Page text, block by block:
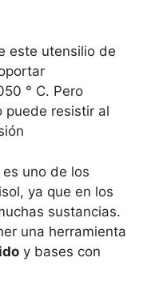
este utensilio de
° C. Pero
puede resistir al
uno de los
ya que en los
sustancias.
una herramienta
y bases con